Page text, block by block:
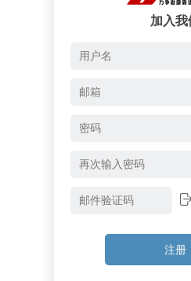
加入我
注册
记住我的登录
获取新